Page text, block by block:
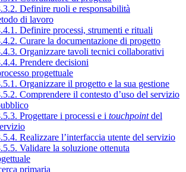
Definire ruoli e responsabilità
di lavoro
Definire processi, strumenti e rituali
Curare la documentazione di progetto
Organizzare tavoli tecnici collaborativi
Prendere decisioni
progettuale
Organizzare il progetto e la sua gestione
Comprendere il contesto d’uso del servizio
Progettare i processi e i touchpointdel
Realizzare l’interfaccia utente del servizio
Validare la soluzione ottenuta
primaria